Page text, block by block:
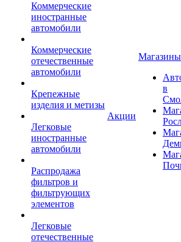
Коммерческие
иностранные
автомобили
Коммерческие
отечественные
автомобили
Крепежные
изделия и метизы
Легковые
иностранные
автомобили
Распродажа
фильтров и
фильтрующих
элементов
Легковые
отечественные
Акции
Магазины
в